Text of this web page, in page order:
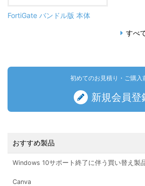
FortiGate バンドル版 本体
すべ
初めてのお見積り・ご購入
新規会員登
おすすめ製品
Windows 10サポート終了に伴う買い替え製
Canva